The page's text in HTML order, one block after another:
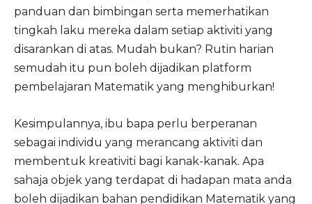
panduan dan bimbingan serta memerhatikan
tingkah laku mereka dalam setiap aktiviti yang
disarankan di atas. Mudah bukan? Rutin harian
semudah itu pun boleh dijadikan platform
pembelajaran Matematik yang menghiburkan!
Kesimpulannya, ibu bapa perlu berperanan
sebagai individu yang merancang aktiviti dan
membentuk kreativiti bagi kanak-kanak. Apa
sahaja objek yang terdapat di hadapan mata anda
boleh dijadikan bahan pendidikan Matematik yang